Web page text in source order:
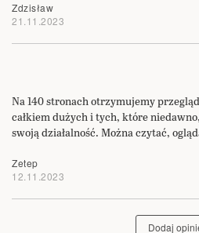
Zdzisław
21.11.2023
Na 140 stronach otrzymujemy
całkiem dużych i tych, które
swoją działalność. Można czytać,
Zetep
12.11.2023
Dodaj